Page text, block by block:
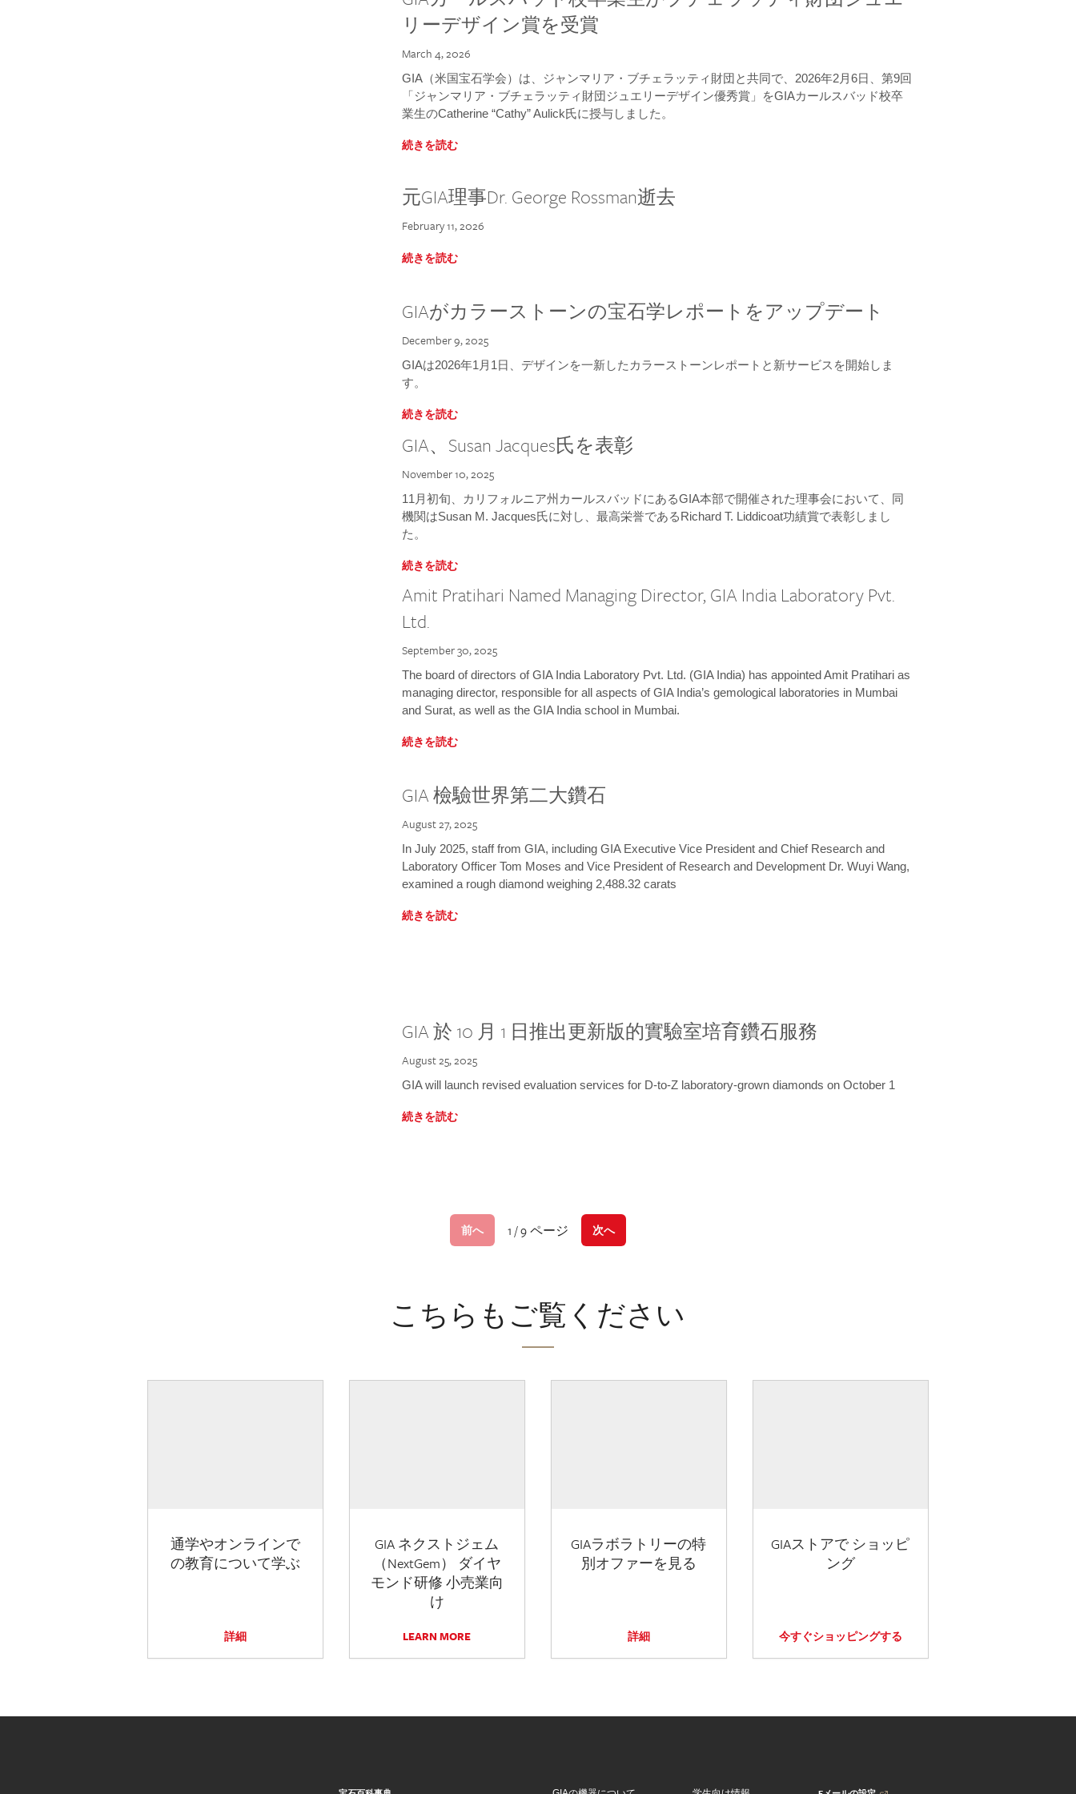
リーデザイン賞を受賞
March 4, 2026
GIA（米国宝石学会）は、ジャンマリア・ブチェラッティ財団と共同で、2026年2月6日、第9回
「ジャンマリア・ブチェラッティ財団ジュエリーデザイン優秀賞」をGIAカールスバッド校卒
業生のCatherine “Cathy” Aulick氏に授与しました。
続きを読む
元GIA理事Dr. George Rossman逝去
February 11, 2026
続きを読む
GIAがカラーストーンの宝石学レポートをアップデート
December 9, 2025
GIAは2026年1月1日、デザインを一新したカラーストーンレポートと新サービスを開始しま
す。
続きを読む
GIA、Susan Jacques氏を表彰
November 10, 2025
11月初旬、カリフォルニア州カールスバッドにあるGIA本部で開催された理事会において、同
機関はSusan M. Jacques氏に対し、最高栄誉であるRichard T. Liddicoat功績賞で表彰しまし
た。
続きを読む
Amit Pratihari Named Managing Director, GIA India Laboratory Pvt.
Ltd.
September 30, 2025
The board of directors of GIA India Laboratory Pvt. Ltd. (GIA India) has appointed Amit Pratihari as
managing director, responsible for all aspects of GIA India’s gemological laboratories in Mumbai
and Surat, as well as the GIA India school in Mumbai.
続きを読む
GIA 檢驗世界第二大鑽石
August 27, 2025
In July 2025, staff from GIA, including GIA Executive Vice President and Chief Research and
Laboratory Officer Tom Moses and Vice President of Research and Development Dr. Wuyi Wang,
examined a rough diamond weighing 2,488.32 carats
続きを読む
GIA 於 10 月 1 日推出更新版的實驗室培育鑽石服務
August 25, 2025
GIA will launch revised evaluation services for D-to-Z laboratory-grown diamonds on October 1
続きを読む
前へ 1 / 9 ページ 次へ
こちらもご覧ください
通学やオンラインで
の教育について学ぶ
詳細
GIA ネクストジェム
（NextGem） ダイヤ
モンド研修 小売業向
け
LEARN MORE
GIAラボラトリーの特
別オファーを見る
詳細
GIAストアで ショッピ
ング
今すぐショッピングする